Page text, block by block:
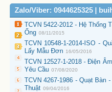
Zalo/Viber: 0944625325 |
TCVN 5422-2012 - Hệ Thống
Ống 08/11/2015
TCVN 10548-1-2014-ISO -
Lấy Mẫu Đơn 16/05/2016
TCVN 12527-1-2018 - Điện
Yêu Cầu 07/08/2020
TCVN 4267-1986 - Quạt Bàn
Thuật 09/04/2016